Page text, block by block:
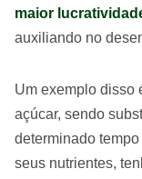
maior
auxiliando no
Um exemplo disso
açúcar, sendo
determinado
seus nutrientes,